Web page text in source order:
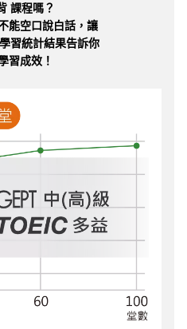
課程嗎？
能空口說白話，讓
習統計結果告訴你
習成效！